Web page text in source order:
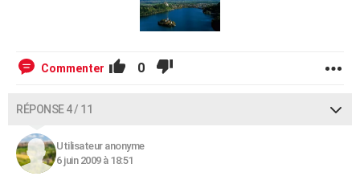
Commenter 0
RÉPONSE 4 / 11
Utilisateur anonyme
6 juin 2009 à 18:51